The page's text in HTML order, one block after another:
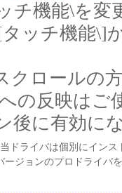
チ機能\を変
ッチ機能\]
クロールの
の反映はご
後に有効に
ドライバは個別にイン
ジョンのプロドライバ